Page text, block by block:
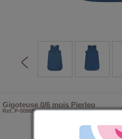
Gigoteuse 0/6 mois Pierleo
Ref. P-009856